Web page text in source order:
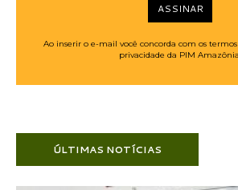
ASSINAR
Ao inserir o e-mail você concorda com os
privacidade da PIM
ÚLTIMAS NOTÍCIAS